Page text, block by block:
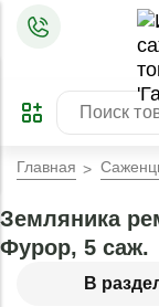
ПРЕДЗАКАЗ
Главная
В
Земляника
Фурор, 5 саж.